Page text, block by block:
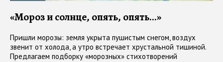
«Мороз и солнце, опять, опять...»
Пришли морозы: земля укрыта пушистым снегом, воздух
звенит от холода, а утро встречает хрустальной тишиной.
Предлагаем подборку «морозных» стихотворений